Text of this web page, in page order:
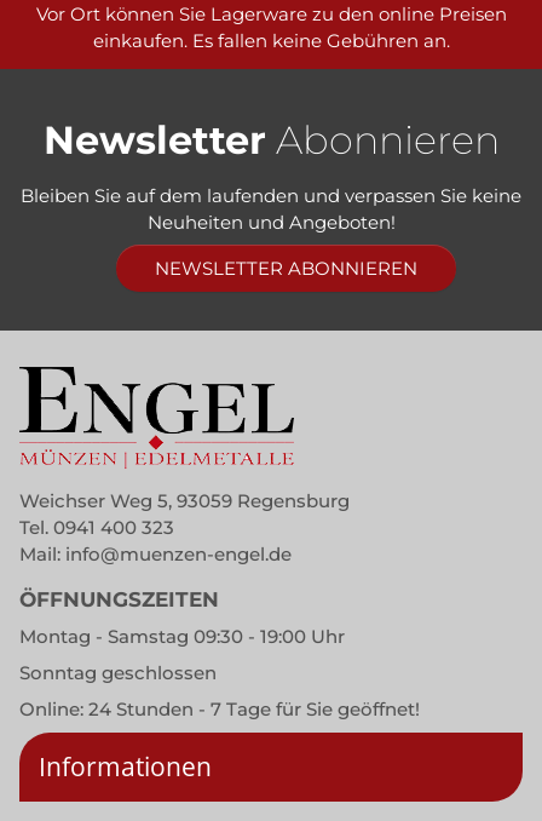
Vor Ort können Sie Lagerware zu den online Preisen
einkaufen. Es fallen keine Gebühren an.
Newsletter Abonnieren
Bleiben Sie auf dem laufenden und verpassen Sie keine
Neuheiten und Angeboten!
NEWSLETTER ABONNIEREN
Weichser Weg 5, 93059 Regensburg
Tel. 0941 400 323
Mail: info@muenzen-engel.de
ÖFFNUNGSZEITEN
Montag - Samstag 09:30 - 19:00 Uhr
Sonntag geschlossen
Online: 24 Stunden - 7 Tage für Sie geöffnet!
Informationen